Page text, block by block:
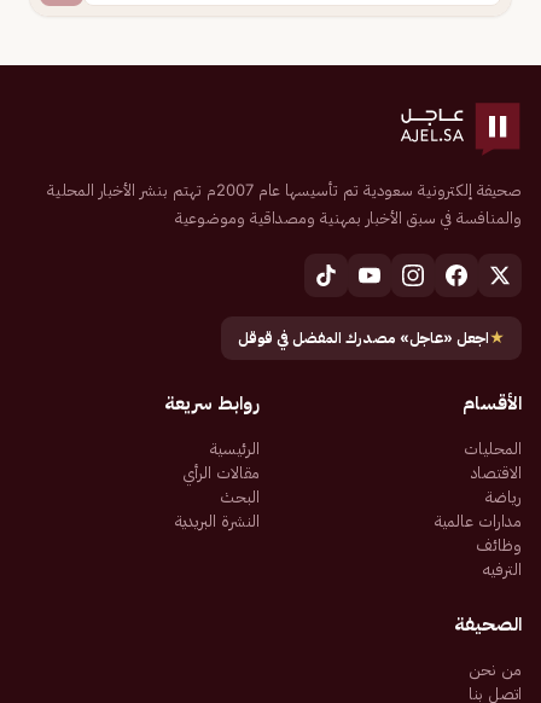
صحيفة إلكترونية سعودية تم تأسيسها عام 2007م تهتم بنشر الأخبار المحلية
والمنافسة في سبق الأخبار بمهنية ومصداقية وموضوعية
★اجعل «عاجل» مصدرك المفضل في قوقل
الأقسام
المحليات
الاقتصاد
رياضة
مدارات عالمية
وظائف
الترفيه
روابط سريعة
الرئيسية
مقالات الرأي
البحث
النشرة البريدية
الصحيفة
من نحن
اتصل بنا